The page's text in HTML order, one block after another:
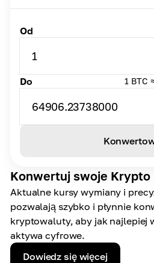
Konwertuj swoje Krypto
Aktualne kursy wymiany i
pozwalają szybko i płynnie
kryptowaluty, aby jak najlepiej
aktywa cyfrowe.
Dowiedz się więcej
Od
1
Do 1 BTC
64906.23738000